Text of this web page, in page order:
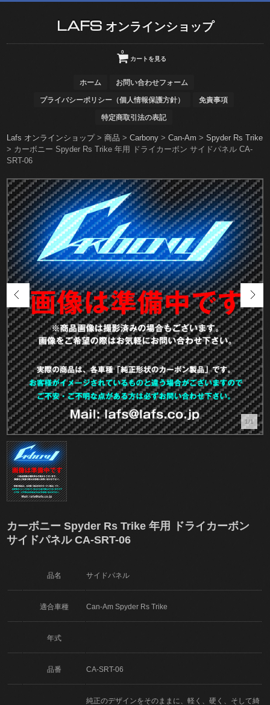
LAFS オンラインショップ
カートを見る
0
ホーム お問い合わせフォーム
プライバシーポリシー（個人情報保護方針） 免責事項
特定商取引法の表記
Lafs オンラインショップ>商品 >Carbony >Can-Am >Spyder Rs Trike
> カーボニー Spyder Rs Trike 年用 ドライカーボン サイドパネル CA-
SRT-06
1/1
カーボニー Spyder Rs Trike 年用 ドライカーボン
サイドパネル CA-SRT-06
品名 サイドパネル
適合車種 Can-Am Spyder Rs Trike
年式
品番 CA-SRT-06
純正のデザインをそのままに、軽く、硬く、そして綺